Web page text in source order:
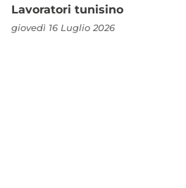
Lavoratori tunisino
giovedì 16 Luglio 2026